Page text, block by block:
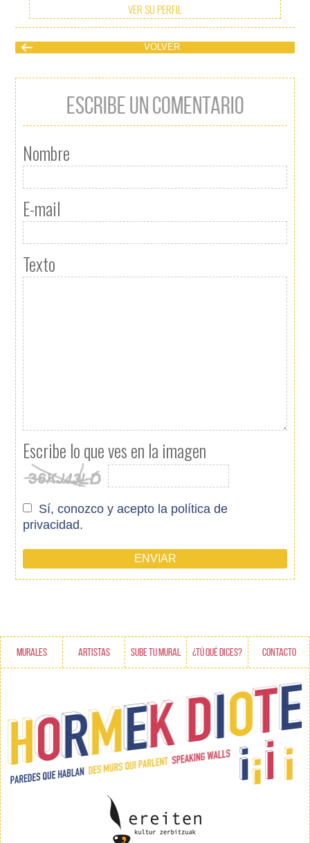
VER SU PERFIL
VOLVER
ESCRIBE UN COMENTARIO
Nombre
E-mail
Texto
Escribe lo que ves en la imagen
Sí, conozco y acepto la política de
privacidad.
MURALES ARTISTAS SUBE TU MURAL ¿TÚ QUÉ DICES? CONTACTO